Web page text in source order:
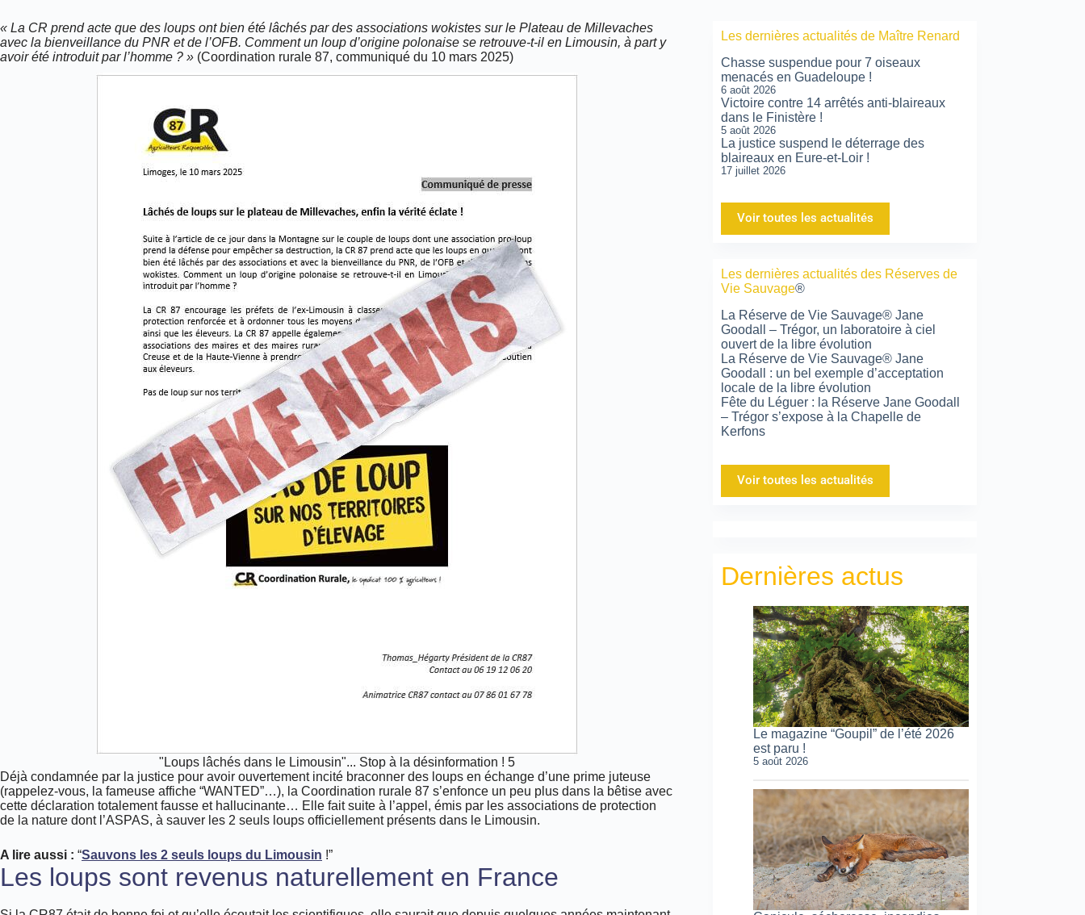
« La CR prend acte que des loups ont bien été lâchés par des associations wokistes sur le Plateau de Millevaches
avec la bienveillance du PNR et de l’OFB. Comment un loup d’origine polonaise se retrouve-t-il en Limousin, à part y
avoir été introduit par l’homme ? » (Coordination rurale 87, communiqué du 10 mars 2025)
"Loups lâchés dans le Limousin"... Stop à la désinformation ! 5
Déjà condamnée par la justice pour avoir ouvertement incité braconner des loups en échange d’une prime juteuse
(rappelez-vous, la fameuse affiche “WANTED”…), la Coordination rurale 87 s’enfonce un peu plus dans la bêtise avec
cette déclaration totalement fausse et hallucinante… Elle fait suite à l’appel, émis par les associations de protection
de la nature dont l’ASPAS, à sauver les 2 seuls loups officiellement présents dans le Limousin.
A lire aussi : “Sauvons les 2 seuls loups du Limousin !”
Les loups sont revenus naturellement en France
Les dernières actualités de Maître Renard
Chasse suspendue pour 7 oiseaux
menacés en Guadeloupe !
6 août 2026
Victoire contre 14 arrêtés anti-blaireaux
dans le Finistère !
5 août 2026
La justice suspend le déterrage des
blaireaux en Eure-et-Loir !
17 juillet 2026
Voir toutes les actualités
Les dernières actualités des Réserves de
Vie Sauvage®
La Réserve de Vie Sauvage® Jane
Goodall – Trégor, un laboratoire à ciel
ouvert de la libre évolution
La Réserve de Vie Sauvage® Jane
Goodall : un bel exemple d’acceptation
locale de la libre évolution
Fête du Léguer : la Réserve Jane Goodall
– Trégor s’expose à la Chapelle de
Kerfons
Voir toutes les actualités
Dernières actus
Le magazine “Goupil” de l’été 2026
est paru !
5 août 2026